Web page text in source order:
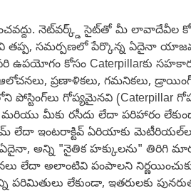
నెట్‌వర్క్డ్ సైట్‌తో మీ లావాదేవీల
తప్ప, సమర్పణలో పేర్కొన్న ఏదైనా
కోసం Caterpillarకు
ఆలోచనలు, ప్రణాళికలు,
గోప్యమైనవి
మరియు మీకు రసీదు లేదా పరిహారం
లేదా ఇంటరాక్టివ్ ఏరియాకు
"నైతిక హక్కులను" తిరిగి
లేదా అలాంటివి పంపాలని
పరిమితులు లేకుండా, ఇతరులకు